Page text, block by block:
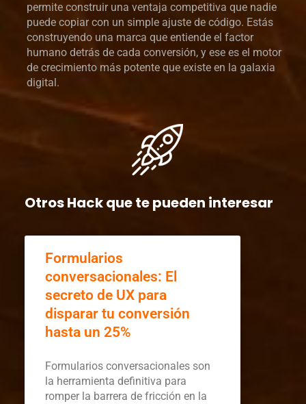
permite construir una ventaja competitiva que nadie
puede copiar con un simple ajuste de código. Estás
construyendo una marca que entiende el factor
humano detrás de cada conversión, y ese es el motor
de crecimiento más potente que existe en la galaxia
digital.
Otros Hack que te pueden interesar
Formularios
conversacionales: El
secreto de UX para
disparar tu conversión
hasta un 25%
Formularios conversacionales son
la herramienta definitiva para
romper la barrera de fricción en la